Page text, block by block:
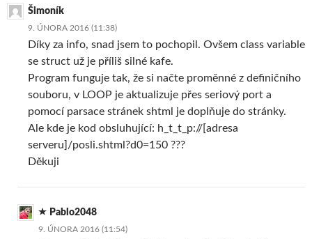
Šimoník
9. ÚNORA 2016 (11:38)
Díky za info, snad jsem to pochopil. Ovšem class variable
se struct už je příliš silné kafe.
Program funguje tak, že si načte proměnné z definičního
souboru, v LOOP je aktualizuje přes seriový port a
pomocí parsace stránek shtml je doplňuje do stránky.
Ale kde je kod obsluhující: h_t_t_p://[adresa
serveru]/posli.shtml?d0=150 ???
Děkuji
Pablo2048
9. ÚNORA 2016 (11:54)